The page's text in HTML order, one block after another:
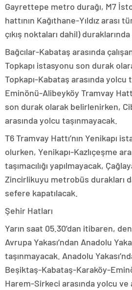
Gayrettepe metro durağı, M7
hattının Kağıthane-Yıldız arası
çıkış noktaları dahil)
Bağcılar-Kabataş arasında
Topkapı istasyonu son durak
Topkapı-Kabataş arasında yolcu
Eminönü-Alibeyköy Tramvay
son durak olarak belirlenirken,
arasında yolcu taşınmayacak.
T6 Tramvay Hattı’nın Yenikapı
olurken, Yenikapı-Kazlıçeşme
taşımacılığı yapılmayacak,
Zincirlikuyu metrobüs durakları
sefere kapatılacak.
Şehir Hatları
Yarın saat 05.30’dan itibaren,
Avrupa Yakası’ndan Anadolu
taşınmayacak. Anadolu
Beşiktaş-Kabataş-Karaköy-
Harem-Sirkeci arasında yolcu ve